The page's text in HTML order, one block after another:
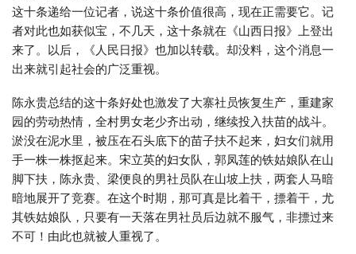
这十条递给一位记者，说这十条价值很高，现在正需要它。记
者对此也如获似宝，不几天，这十条就在《山西日报》上登出
来了。以后，《人民日报》也加以转载。却没料，这个消息一
出来就引起社会的广泛重视。
陈永贵总结的这十条好处也激发了大寨社员恢复生产，重建家
园的劳动热情，全村男女老少齐出动，继续投入扶苗的战斗。
淤没在泥水里，被压在石头底下的苗子扶不起来，妇女们就用
手一株一株抠起来。宋立英的妇女队，郭凤莲的铁姑娘队在山
脚下扶，陈永贵、梁便良的男社员队在山坡上扶，两套人马暗
暗地展开了竞赛。在这个时期，那可真是比着干，摽着干，尤
其铁姑娘队，只要有一天落在男社员后边就不服气，非摽过来
不可！由此也就被人重视了。